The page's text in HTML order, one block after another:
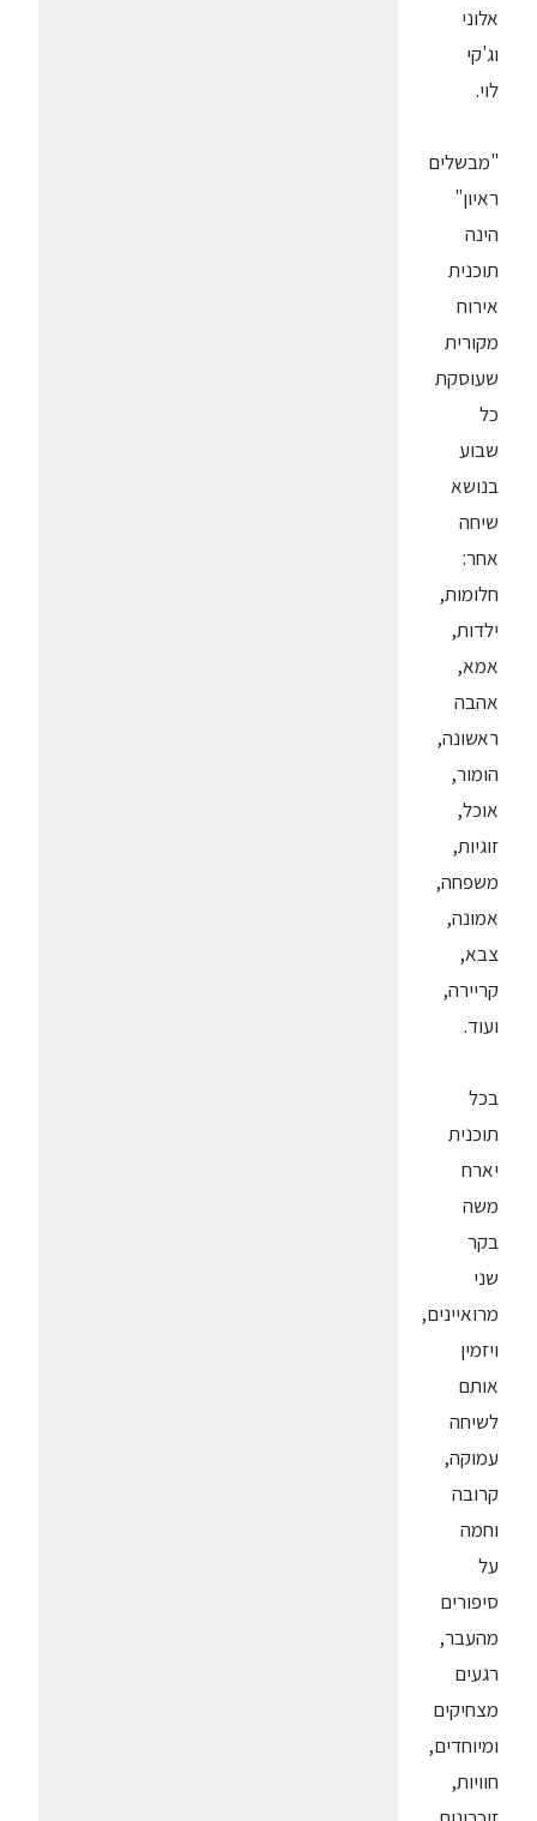
אלוני
וג'קי
לוי.
"מבשלים
ראיון"
הינה
תוכנית
אירוח
מקורית
שעוסקת
כל
שבוע
בנושא
שיחה
אחר:
חלומות,
ילדות,
אמא,
אהבה
ראשונה,
הומור,
אוכל,
זוגיות,
משפחה,
אמונה,
צבא,
קריירה,
ועוד.
בכל
תוכנית
יארח
משה
בקר
שני
מרואיינים,
ויזמין
אותם
לשיחה
עמוקה,
קרובה
וחמה
על
סיפורים
מהעבר,
רגעים
מצחיקים
ומיוחדים,
חוויות,